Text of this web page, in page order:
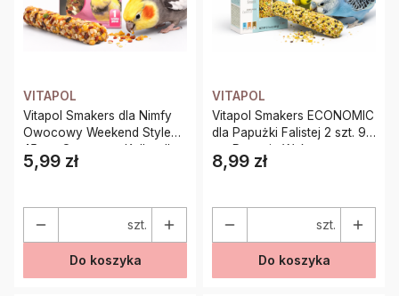
VITAPOL
Vitapol Smakers dla Nimfy
Owocowy Weekend Style
45 g – Owocowa Kolba dla
Papug
Cena
5,99 zł
szt.
Do koszyka
VITAPOL
Vitapol Smakers ECONOMIC
dla Papużki Falistej 2 szt. 90
g – Ręcznie Wykonana
Kolba z Pyłkiem Kwiatowym
Cena
8,99 zł
szt.
Do koszyka